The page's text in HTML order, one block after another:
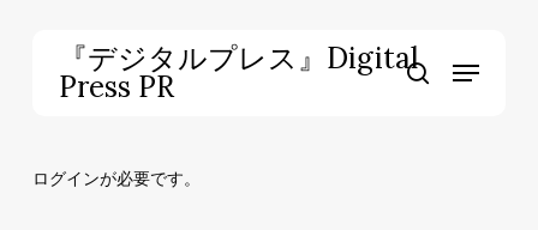
content
『デジタルプレス』Digital
Press PR search
Menu
ログインが必要です。